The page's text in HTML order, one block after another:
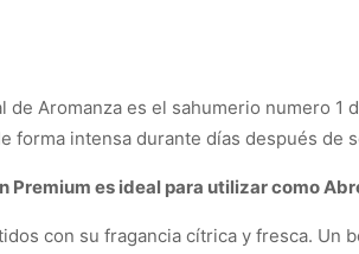
de Aromanza es el sahumerio numero
forma intensa durante días después de
Premium es ideal para utilizar como
con su fragancia cítrica y fresca.